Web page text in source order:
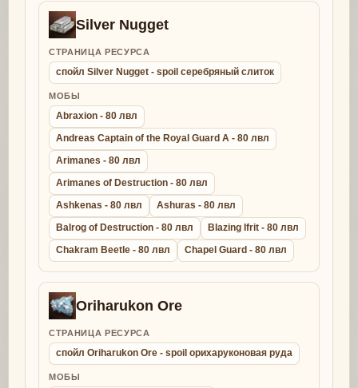
Silver Nugget
СТРАНИЦА РЕСУРСА
спойл Silver Nugget - spoil серебряный слиток
МОБЫ
Abraxion - 80 лвл
Andreas Captain of the Royal Guard A - 80 лвл
Arimanes - 80 лвл
Arimanes of Destruction - 80 лвл
Ashkenas - 80 лвл
Ashuras - 80 лвл
Balrog of Destruction - 80 лвл
Blazing Ifrit - 80 лвл
Chakram Beetle - 80 лвл
Chapel Guard - 80 лвл
Oriharukon Ore
СТРАНИЦА РЕСУРСА
спойл Oriharukon Ore - spoil орихаруконовая руда
МОБЫ